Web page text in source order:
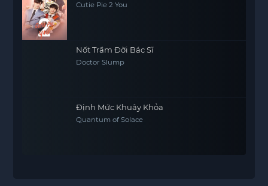
Cutie Pie 2 You
Nốt Trầm Đời Bác Sĩ
Doctor Slump
Định Mức Khuây Khỏa
Quantum of Solace